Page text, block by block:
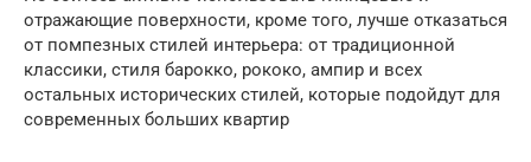
отражающие поверхности, кроме того, лучше отказаться
от помпезных стилей интерьера: от традиционной
классики, стиля барокко, рококо, ампир и всех
остальных исторических стилей, которые подойдут для
современных больших квартир